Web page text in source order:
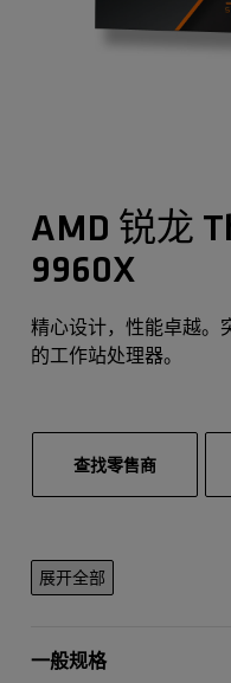
AMD 锐龙
9960X
精心设计，性能卓越。
的工作站处理器。
查找零售商
展开全部
一般规格